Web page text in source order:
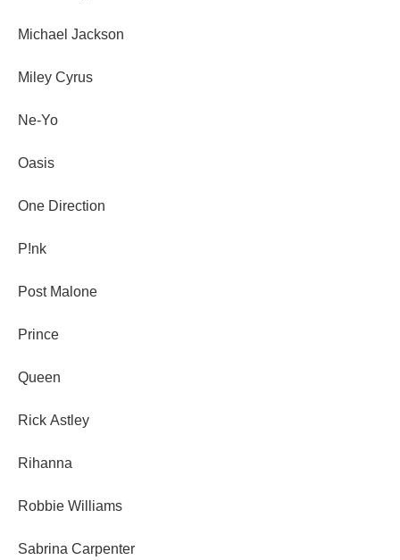
Michael Jackson
Miley Cyrus
Ne-Yo
Oasis
One Direction
P!nk
Post Malone
Prince
Queen
Rick Astley
Rihanna
Robbie Williams
Sabrina Carpenter